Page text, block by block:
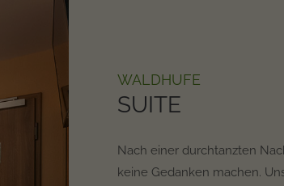
WALDHUFE
SUITE
Nach einer durchtanzten
keine Gedanken machen.